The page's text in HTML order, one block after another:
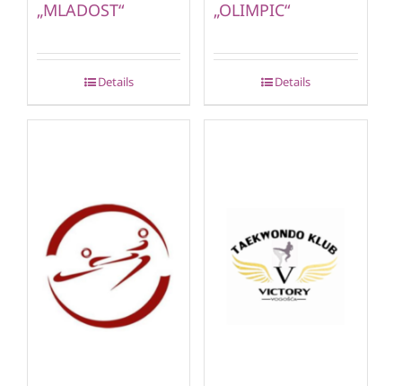
„MLADOST“
Details
„OLIMPIC“
Details